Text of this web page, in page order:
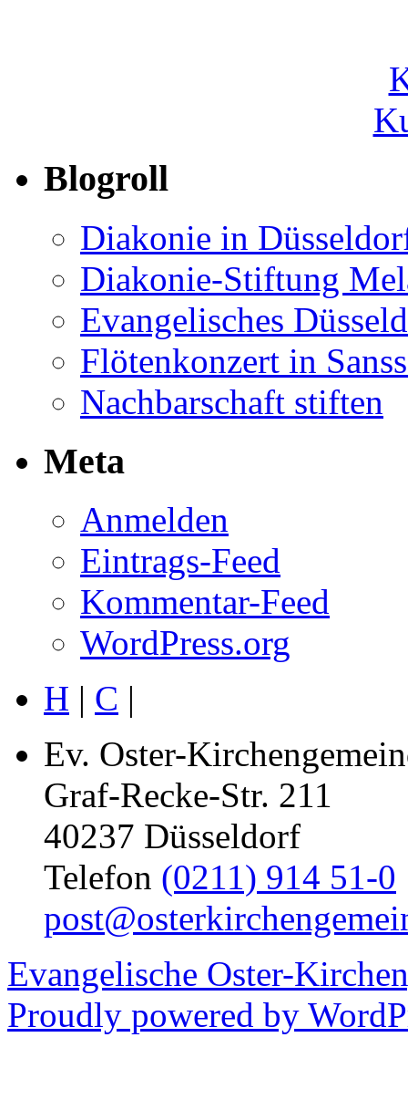
Blogroll
Diakonie in
Diakonie-Stiftung
Evangelisches
Flötenkonzert in
Nachbarschaft stiften
Meta
Anmelden
Eintrags-Feed
Kommentar-Feed
WordPress.org
H | C |
Ev. Oster-
Graf-Recke-Str. 211
40237 Düsseldorf
Telefon (0211) 914 51-0
Evangelische Oster-
Proudly powered by